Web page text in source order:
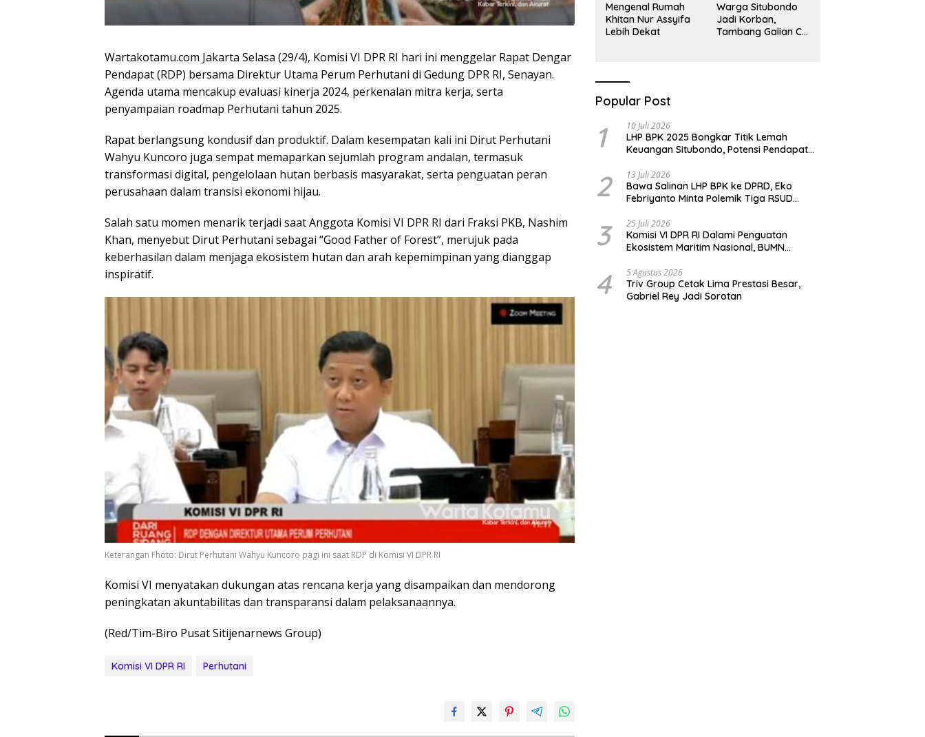
Wartakotamu.com Jakarta Selasa (29/4), Komisi VI DPR RI hari ini menggelar Rapat Dengar
Pendapat (RDP) bersama Direktur Utama Perum Perhutani di Gedung DPR RI, Senayan.
Agenda utama mencakup evaluasi kinerja 2024, perkenalan mitra kerja, serta
penyampaian roadmap Perhutani tahun 2025.
Rapat berlangsung kondusif dan produktif. Dalam kesempatan kali ini Dirut Perhutani
Wahyu Kuncoro juga sempat memaparkan sejumlah program andalan, termasuk
transformasi digital, pengelolaan hutan berbasis masyarakat, serta penguatan peran
perusahaan dalam transisi ekonomi hijau.
Salah satu momen menarik terjadi saat Anggota Komisi VI DPR RI dari Fraksi PKB, Nashim
Khan, menyebut Dirut Perhutani sebagai “Good Father of Forest”, merujuk pada
keberhasilan dalam menjaga ekosistem hutan dan arah kepemimpinan yang dianggap
inspiratif.
Keterangan Fhoto: Dirut Perhutani Wahyu Kuncoro pagi ini saat RDP di Komisi VI DPR RI
Komisi VI menyatakan dukungan atas rencana kerja yang disampaikan dan mendorong
peningkatan akuntabilitas dan transparansi dalam pelaksanaannya.
(Red/Tim-Biro Pusat Sitijenarnews Group)
Komisi VI DPR RI Perhutani
Mengenal Rumah
Khitan Nur Assyifa
Lebih Dekat
Warga Situbondo
Jadi Korban,
Tambang Galian C
Popular Post
1 10 Juli 2026
LHP BPK 2025 Bongkar Titik Lemah
Keuangan Situbondo, Potensi Pendapatan
2 13 Juli 2026
Bawa Salinan LHP BPK ke DPRD, Eko
Febriyanto Minta Polemik Tiga RSUD
Opini
3 25 Juli 2026
Komisi VI DPR RI Dalami Penguatan
Ekosistem Maritim Nasional, BUMN
Surabaya
4 5 Agustus 2026
Triv Group Cetak Lima Prestasi Besar,
Gabriel Rey Jadi Sorotan